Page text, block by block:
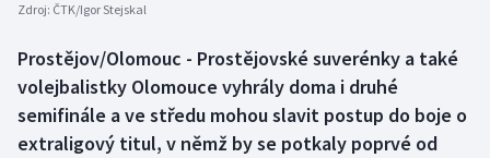
Biatlon
Boby a skeleton
Box
Aplikace ČT sport
AZ kvíz
Zdroj: ČTK/Igor Stejskal
Prostějov/Olomouc - Prostějovské suverénky a také
volejbalistky Olomouce vyhrály doma i druhé
semifinále a ve středu mohou slavit postup do boje o
extraligový titul, v němž by se potkaly poprvé od